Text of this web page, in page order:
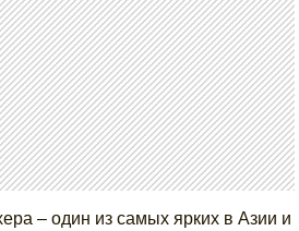
– один из самых ярких в Азии и